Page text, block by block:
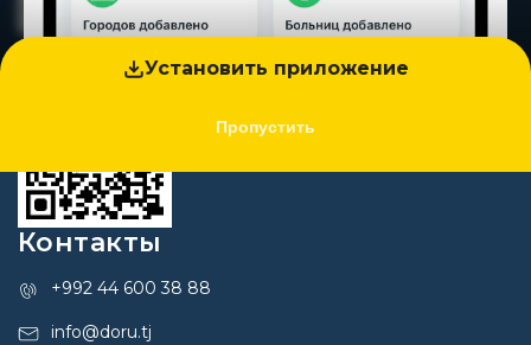
Установить приложение
Пропустить
Контакты
+992 44 600 38 88
info@doru.tj